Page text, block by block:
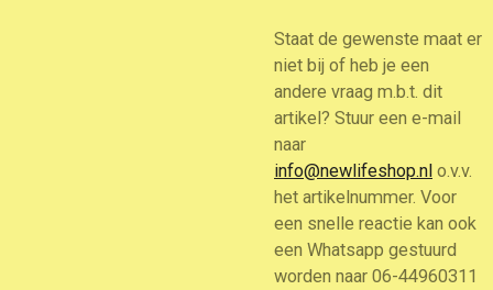
Staat de gewenste maat er
niet bij of heb je een
andere vraag m.b.t. dit
artikel? Stuur een e-mail
naar
info@newlifeshop.nl o.v.v.
het artikelnummer. Voor
een snelle reactie kan ook
een Whatsapp gestuurd
worden naar 06-44960311